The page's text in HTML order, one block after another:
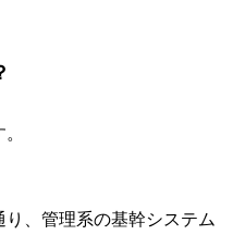
、管理系の基幹システム